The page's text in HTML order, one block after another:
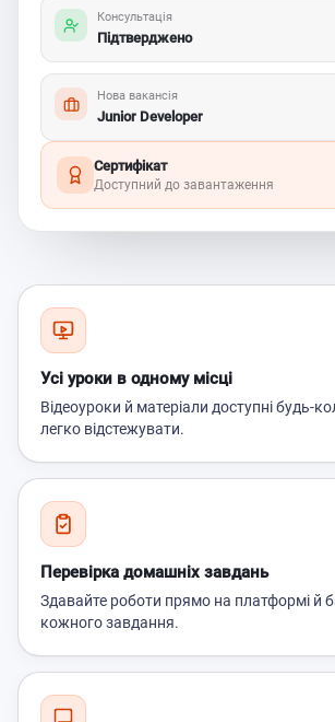
Консультація
Підтверджено
Нова вакансія
Junior Developer
Сертифікат
Доступний до завантаження
Усі уроки в одному місці
Відеоуроки й матеріали доступні будь-
легко відстежувати.
Перевірка домашніх завдань
Здавайте роботи прямо на платформі й
кожного завдання.